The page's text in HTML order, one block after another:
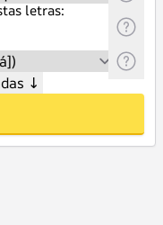
letras:
↓